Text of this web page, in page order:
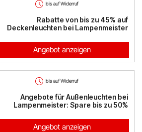
bis auf Widerruf
Rabatte von bis zu 45% auf
Deckenleuchten bei Lampenmeister
Angebot anzeigen
bis auf Widerruf
Angebote für Außenleuchten bei
Lampenmeister: Spare bis zu 50%
Angebot anzeigen